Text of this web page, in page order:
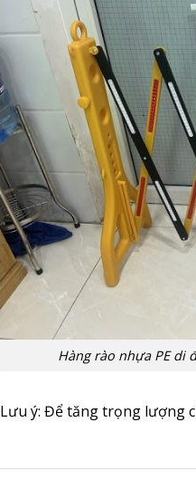
Hàng rào nhựa PE di
Lưu ý: Để tăng trọng lượng